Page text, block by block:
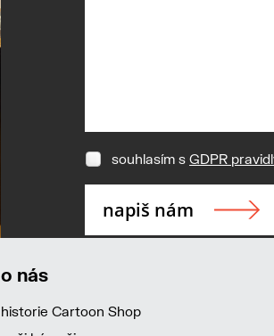
souhlasím sGDPR
o nás
historie Cartoon Shop